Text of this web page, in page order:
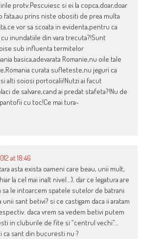
protv.Pescuiesc si ei la copca,doar,doar
fata,au prins niste obositi de prea multa
vor sa scoata in evidenta,pentru ca
inundatiile din vara trecuta?!Sunt
sub influenta termitelor
basica,adevarata Romanie,nu oile tale
curata sufleteste,nu jeguri ca
alti soiosi portocalii!Nutzi ai facut
de salvare,cand ai predat stafeta?!Nu de
cu toc!Ce mai tura-
at 18:46
asta exista oameni care beau, unii mult,
la cel mai inalt nivel…). dar ce legatura are
sa le intoarcem spatele sutelor de batrani
sant betivi? si ce castigam daca ii aratam
daca vrem sa vedem betivi putem
in cluburile de fite si “centrul vechi”…
ca sant din bucuresti nu ?